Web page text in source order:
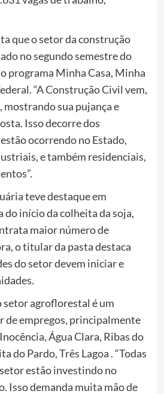
que o setor da construção
no segundo semestre do
programa Minha Casa, Minha
“A Construção Civil vem,
mostrando sua pujança e
Isso decorre dos
ocorrendo no Estado,
e também residenciais,
teve destaque em
do início da colheita da soja,
maior número de
o titular da pasta destaca
do setor devem iniciar e
setor agroflorestal é um
de empregos, principalmente
Água Clara, Ribas do
do Pardo, Três Lagoa . “Todas
estão investindo no
Isso demanda muita mão de